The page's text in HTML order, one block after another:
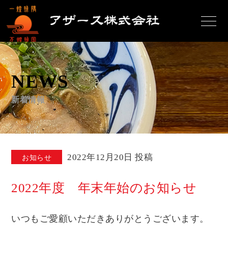
NEWS
新着情報
お知らせ 2022年12月20日 投稿
2022年度 年末年始のお知らせ
いつもご愛顧いただきありがとうございます。